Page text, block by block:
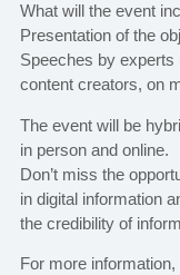
What will the event
Presentation of the
Speeches by experts
content creators, on
The event will be
in person and online.
Don’t miss the
in digital information
the credibility of
For more